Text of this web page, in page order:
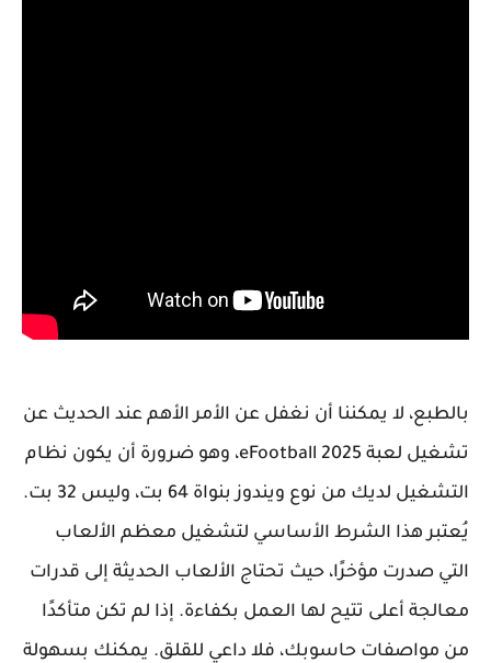
بالطبع، لا يمكننا أن نغفل عن الأمر الأهم عند الحديث عن
تشغيل لعبة eFootball 2025، وهو ضرورة أن يكون نظام
التشغيل لديك من نوع ويندوز بنواة 64 بت، وليس 32 بت.
يُعتبر هذا الشرط الأساسي لتشغيل معظم الألعاب
التي صدرت مؤخرًا، حيث تحتاج الألعاب الحديثة إلى قدرات
معالجة أعلى تتيح لها العمل بكفاءة. إذا لم تكن متأكدًا
من مواصفات حاسوبك، فلا داعي للقلق. يمكنك بسهولة